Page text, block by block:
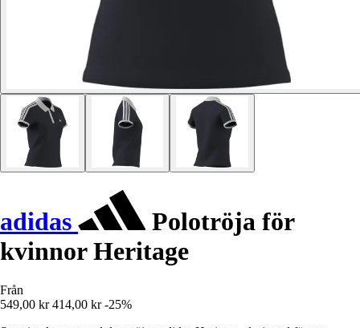
adidas
Polotröja för
kvinnor Heritage
Från
549,00 kr 414,00 kr -25%